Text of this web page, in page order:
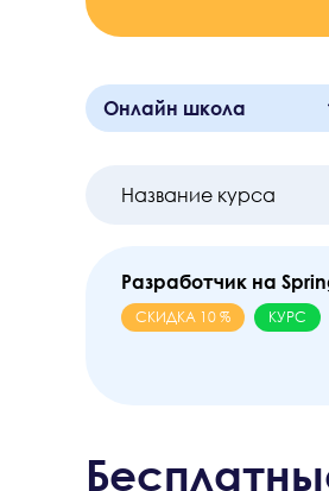
Онлайн школа
OTUS
Название курса
Разработчик на
СКИДКА 10 % КУРС